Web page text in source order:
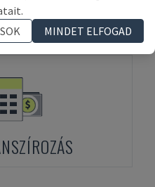
MINDET ELFOGAD